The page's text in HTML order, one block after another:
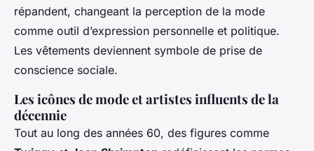
répandent, changeant la perception de la mode
comme outil d’expression personnelle et politique.
Les vêtements deviennent symbole de prise de
conscience sociale.
Les icônes de mode et artistes influents de la
décennie
Tout au long des années 60, des figures comme